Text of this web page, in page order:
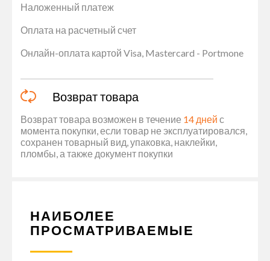
Наложенный платеж
Оплата на расчетный счет
Онлайн-оплата картой Visa, Mastercard - Portmone
Возврат товара
Возврат товара возможен в течение 14 дней с
момента покупки, если товар не эксплуатировался,
сохранен товарный вид, упаковка, наклейки,
пломбы, а также документ покупки
НАИБОЛЕЕ
ПРОСМАТРИВАЕМЫЕ